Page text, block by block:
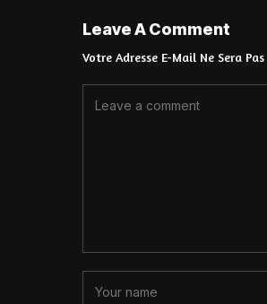
Leave A Comment
Votre Adresse E-Mail Ne Sera